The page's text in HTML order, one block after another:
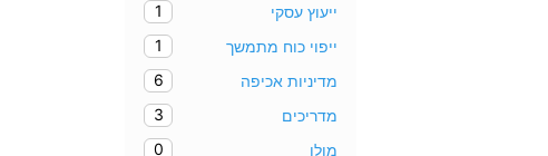
ייעוץ עסקי
1
ייפוי כוח מתמשך
1
מדיניות אכיפה
6
מדריכים
3
מולן
0